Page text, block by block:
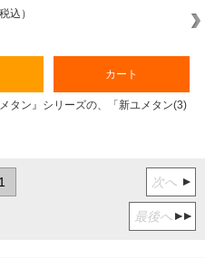
税込）
カート
タン』シリーズの、「新ユメタン(3)
1 次へ
最後へ